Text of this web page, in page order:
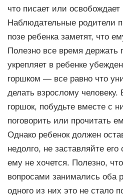
что писает или освобождает
Наблюдательные родители
позе ребенка заметят, что
Пoлезно все время дepжать
укpeпляет в ребенке
горшком — все равно что
делать взрослому
горшок, побудьте вместе с
поговорить или прочитать
Однако ребенок должен
недолго, не заставляйте
ему не хочется. Полезно,
вопросами занимались оба
одного из них это не стало